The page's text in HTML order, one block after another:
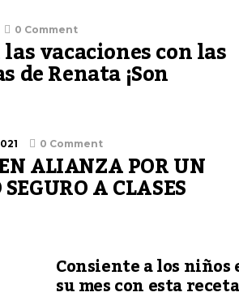
0 Comment
vacaciones con las
de Renata ¡Son
0 Comment
ALIANZA POR UN
A CLASES
Consiente a los niños
su mes con esta receta